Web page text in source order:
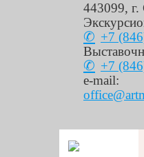
443099, г.
+7
+7
e-mail: